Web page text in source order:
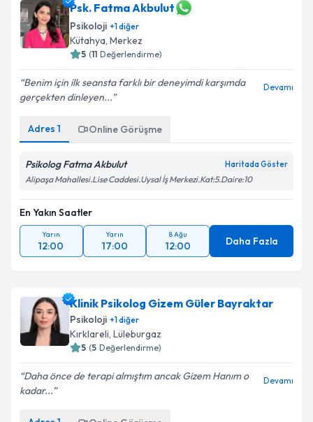
Psk. Fatma Akbulut
Psikoloji +1diğer
Kütahya, Merkez
5 (11 Değerlendirme)
Benim için ilk seansta farklı bir deneyimdi karşımda
gerçekten dinleyen...
Devamı
Adres 1 Online Görüşme
Psikolog Fatma Akbulut Haritada Göster
Alipaşa Mahallesi.Lise Caddesi.Uysal İş Merkezi.Kat:5.Daire:10
En Yakın Saatler
Yarın
12:00
Yarın
17:00
8 Ağu
12:00 Daha Fazla
Klinik Psikolog Gizem Güler Bayraktar
Psikoloji +1diğer
Kırklareli, Lüleburgaz
5 (5 Değerlendirme)
Daha önce de terapi almıştım ancak Gizem Hanım o
kadar...
Devamı